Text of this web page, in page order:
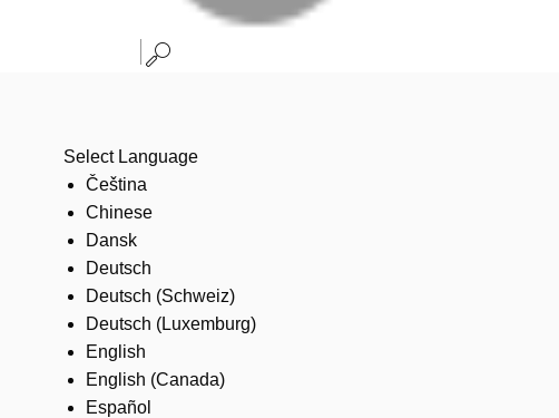
Select Language
Čeština
Chinese
Dansk
Deutsch
Deutsch (Schweiz)
Deutsch (Luxemburg)
English
English (Canada)
Español